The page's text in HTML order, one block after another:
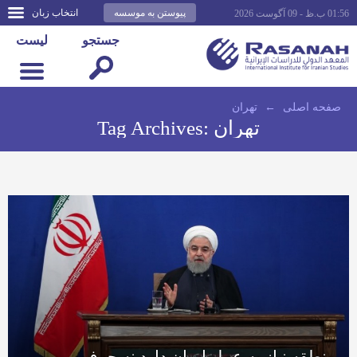
انتخاب زبان پیوستن به موسسه 01:56 ب.ظ - 09 آگوست 2026
لیست جستجو
صفحه اصلى ← تهران
Tag Archives: تهران